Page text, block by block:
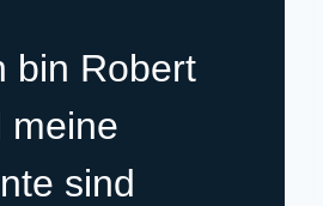
bin Robert
meine
sind